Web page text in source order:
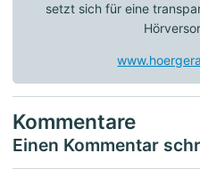
setzt sich für eine
Kommentare
Einen Kommentar